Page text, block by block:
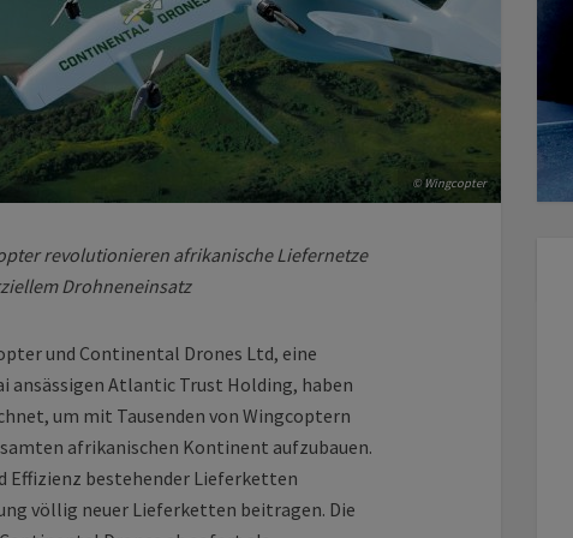
© Wingcopter
revolutionieren afrikanische Liefernetze
Drohneneinsatz
und Continental Drones Ltd, eine
ansässigen Atlantic Trust Holding, haben
um mit Tausenden von Wingcoptern
afrikanischen Kontinent aufzubauen.
Effizienz bestehender Lieferketten
völlig neuer Lieferketten beitragen. Die